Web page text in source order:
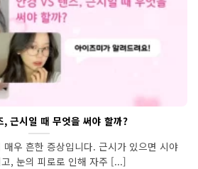
근시일 때 무엇을 써야 할까?
우 흔한 증상입니다. 근시가 있으면 시야
, 눈의 피로로 인해 자주 [...]